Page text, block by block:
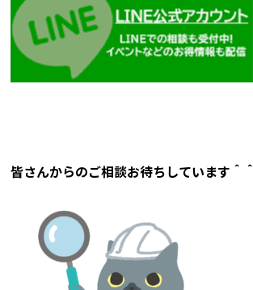
皆さんからのご相談お待ちしています＾＾